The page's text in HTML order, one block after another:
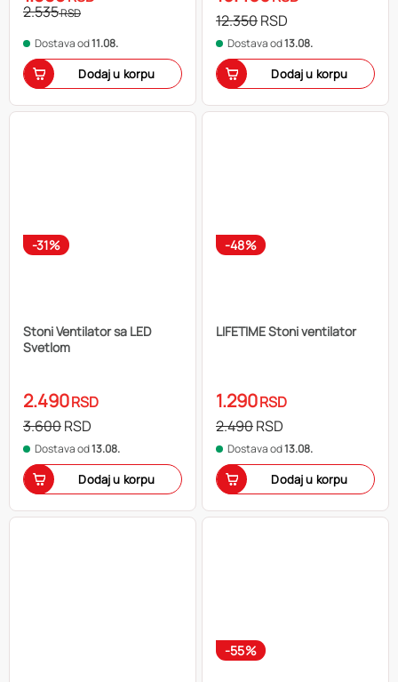
2.535RSD
Dostava od11.08.
Dodaj u korpu
12.350RSD
Dostava od13.08.
Dodaj u korpu
-31%
Stoni Ventilator sa LED
Svetlom
2.490RSD
3.600RSD
Dostava od13.08.
Dodaj u korpu
-48%
LIFETIME Stoni ventilator
1.290RSD
2.490RSD
Dostava od13.08.
Dodaj u korpu
-55%